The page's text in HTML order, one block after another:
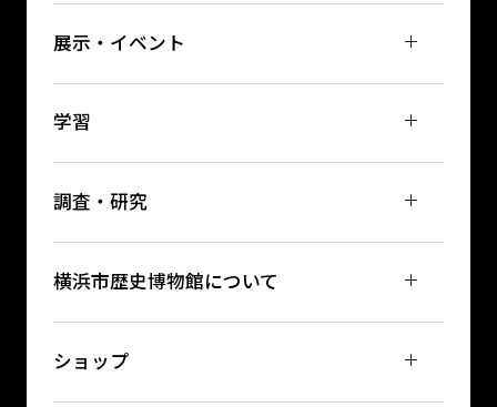
展示・イベント
学習
調査・研究
横浜市歴史博物館について
ショップ